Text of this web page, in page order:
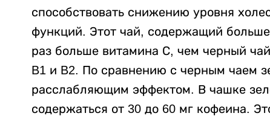
способствовать снижению уровня
функций. Этот чай, содержащий
раз больше витамина С, чем черный
B1 и B2. По сравнению с черным чаем
расслабляющим эффектом. В чашке
содержаться от 30 до 60 мг кофеина.